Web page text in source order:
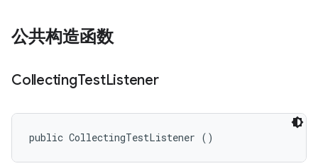
公共构造函数
CollectingTestListener
public CollectingTestListener ()